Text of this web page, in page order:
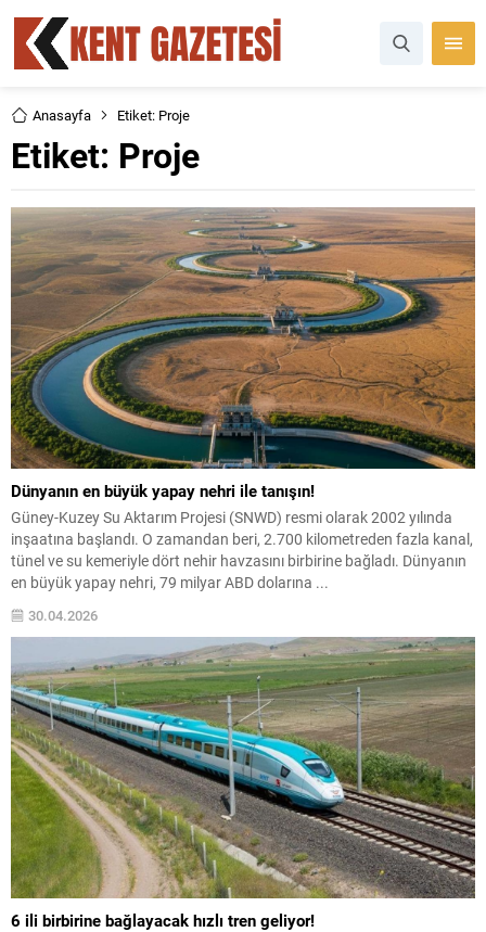
Anasayfa Etiket: Proje
Etiket: Proje
Dünyanın en büyük yapay nehri ile tanışın!
Güney-Kuzey Su Aktarım Projesi (SNWD) resmi olarak 2002 yılında
inşaatına başlandı. O zamandan beri, 2.700 kilometreden fazla kanal,
tünel ve su kemeriyle dört nehir havzasını birbirine bağladı. Dünyanın
en büyük yapay nehri, 79 milyar ABD dolarına ...
30.04.2026
6 ili birbirine bağlayacak hızlı tren geliyor!